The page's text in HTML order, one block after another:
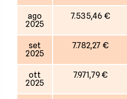
ago
2025
7.535,46 €
set
2025
7.782,27 €
ott
2025
7.971,79 €